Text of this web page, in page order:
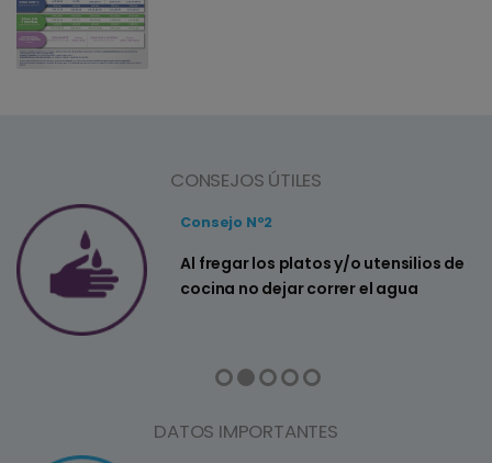
CONSEJOS ÚTILES
Consejo Nº2
Al fregar los platos y/o utensilios de
cocina no dejar correr el agua
DATOS IMPORTANTES